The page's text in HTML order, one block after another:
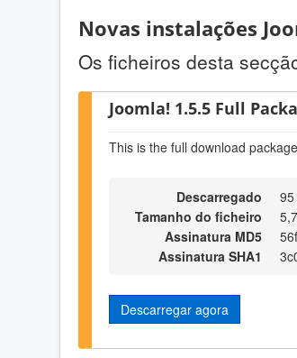
Novas instalações
Os ficheiros desta
Joomla! 1.5.5 Full
This is the full download
Descarregado
Tamanho do ficheiro
Assinatura MD5
Assinatura SHA1
Descarregar agora